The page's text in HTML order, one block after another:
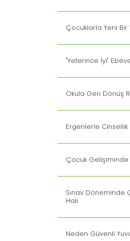
Çocuklarla Yeni Bir
"Yeterince İyi"
Okula Geri Dönüş
Ergenlerle
Çocuk
Sınav Döneminde
Hali
Neden Güvenli